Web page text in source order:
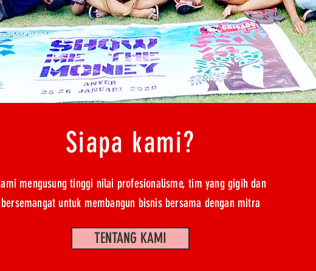
Siapa kami?
mengusung tinggi nilai profesionalisme, tim yang gigih dan
bersemangat untuk membangun bisnis bersama dengan mitra
TENTANG KAMI